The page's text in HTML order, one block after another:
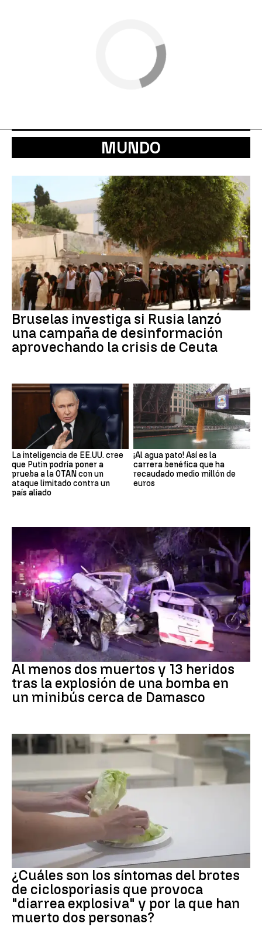
MUNDO
Bruselas investiga si Rusia lanzó
una campaña de desinformación
aprovechando la crisis de Ceuta
La inteligencia de EE.UU. cree
que Putin podría poner a
prueba a la OTAN con un
ataque limitado contra un
país aliado
¡Al agua pato! Así es la
carrera benéfica que ha
recaudado medio millón de
euros
Al menos dos muertos y 13 heridos
tras la explosión de una bomba en
un minibús cerca de Damasco
Brote
¿Cuáles son los síntomas del brotes
de ciclosporiasis que provoca
"diarrea explosiva" y por la que han
muerto dos personas?